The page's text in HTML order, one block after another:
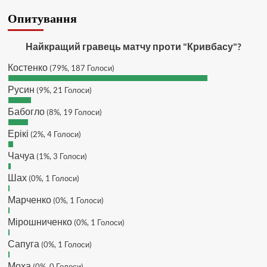
SVAT :
завтра напишу в інстаграм
Hatsyk :SVAT, без проблем
кинув в ТГ
DJGycle : Tamada
Makiavelli :
Makiavelli :
MaRiO :Трансфери такі шо слів
провалу 🙁
Hatsyk:Makiavelli, вітаємо на
буде ще активніший з часом)
Hatsyk:Та Кузик ще ок, а
перспективи, хз хз
SVAT :
Опитування
Найкращий гравець матчу проти "Кривбасу"?
Костенко (79%, 187 Голоси)
Русин (9%, 21 Голоси)
Бабогло (8%, 19 Голоси)
Ерікі (2%, 4 Голоси)
Чачуа (1%, 3 Голоси)
Шах (0%, 1 Голоси)
Марченко (0%, 1 Голоси)
Мірошниченко (0%, 1 Голоси)
Сапуга (0%, 1 Голоси)